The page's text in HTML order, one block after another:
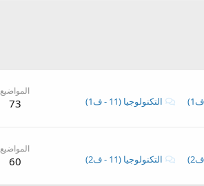
التكنولوجيا (11 - ف1)
المواضيع
73
التكنولوجيا (11 - ف2)
المواضيع
60